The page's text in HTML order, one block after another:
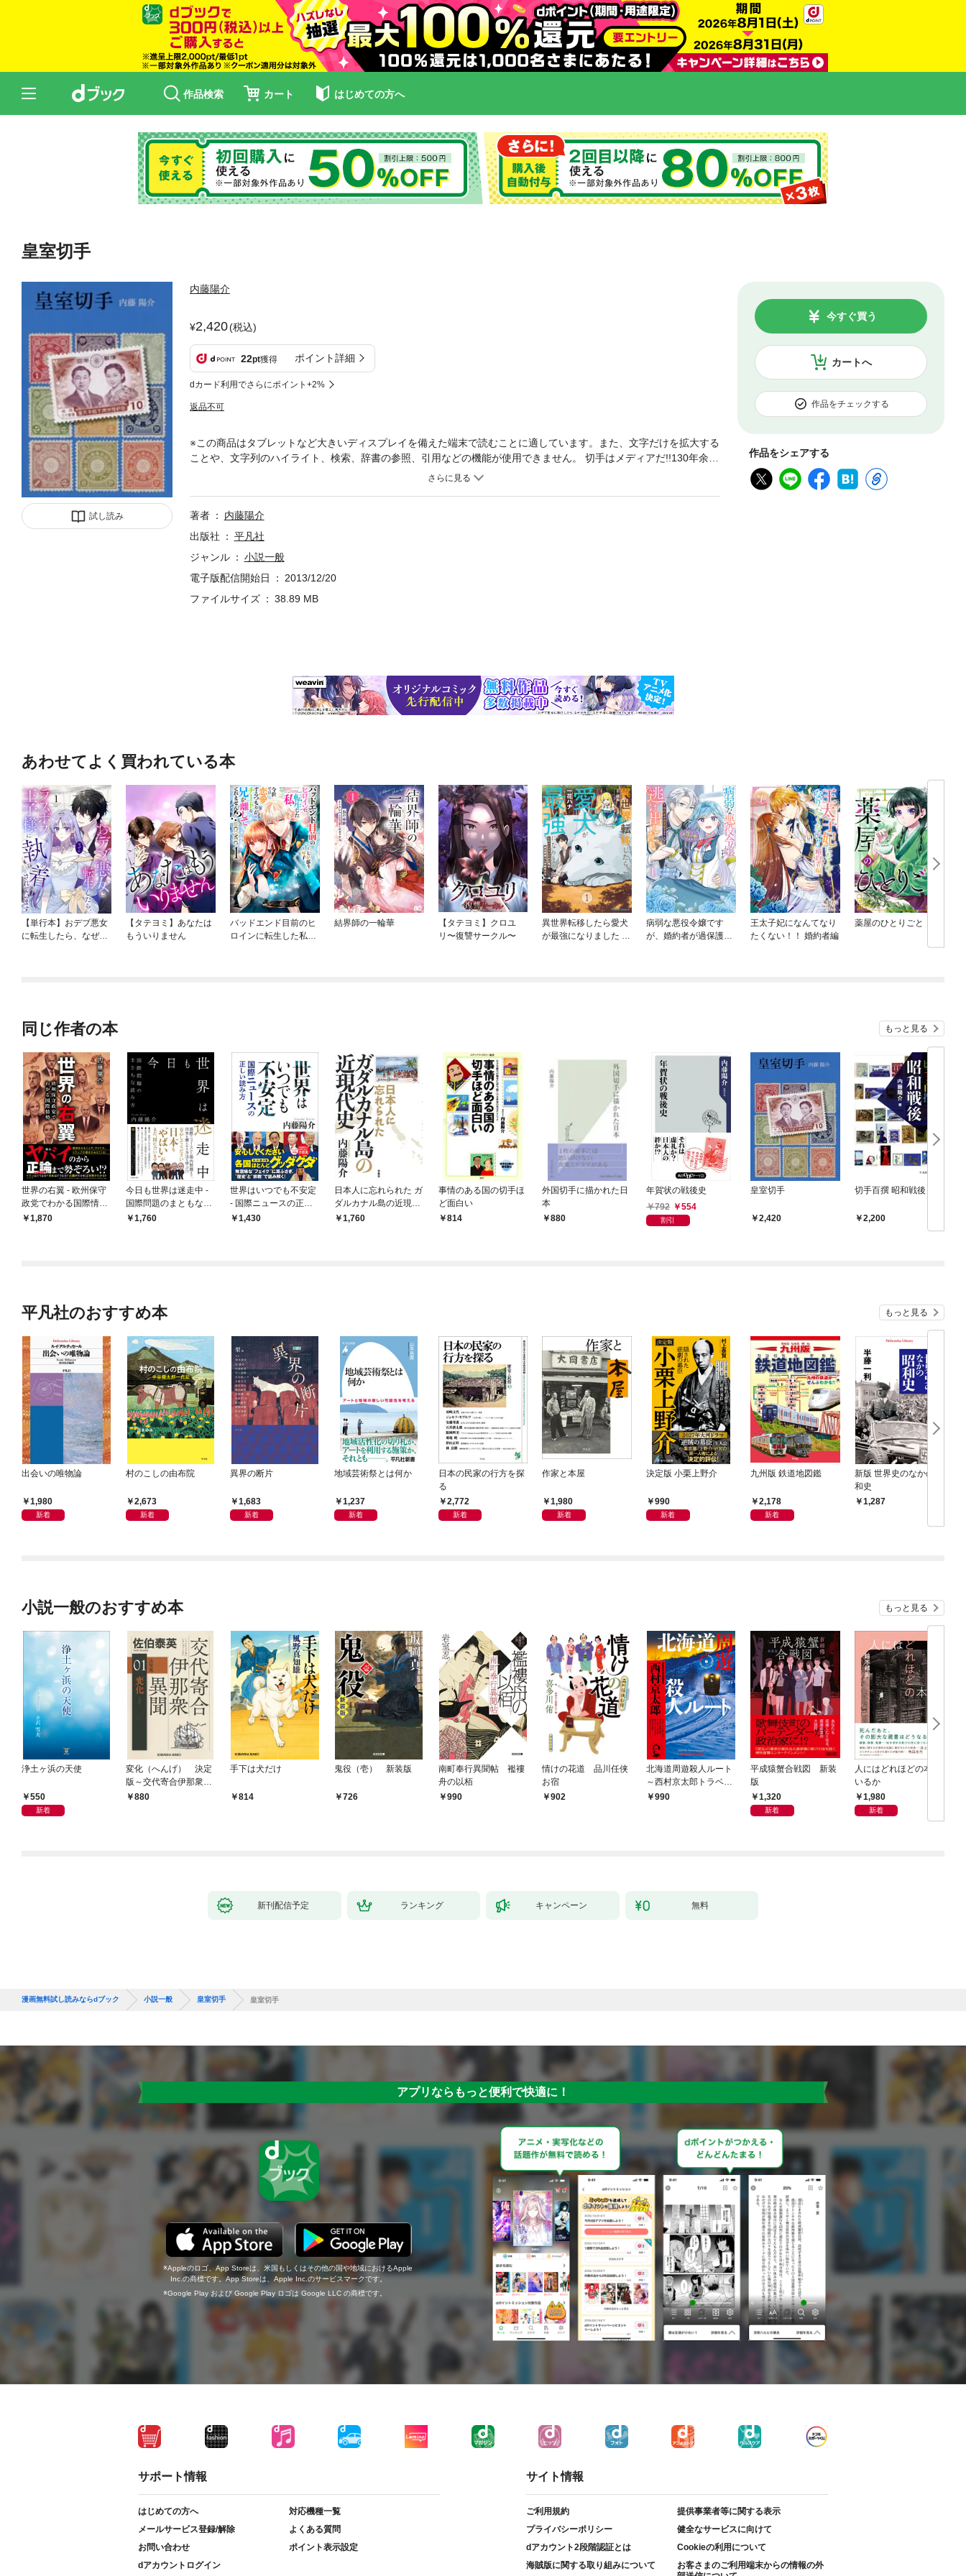
作品検索 カート はじめての方へ
皇室切手
試し読み
内藤陽介
2,420(税込)
22pt獲得 ポイント詳細
dカード利用でさらにポイント+2%
返品不可
カートへ
今すぐ買う
作品をチェックする
作品をシェアする
※この商品はタブレットなど大きいディスプレイを備えた端末で読むことに適しています。また、文字だけを拡大する
ことや、文字列のハイライト、検索、辞書の参照、引用などの機能が使用できません。 切手はメディアだ!!130年余に
も及ぶ日本切手の歴史において数々の皇室切手が発行されてきたが、本書では、まず、それぞれの切手について、発
である。皇室イメージ130年間をたどるモノがたり。
著者
内藤陽介
出版社
平凡社
ジャンル
小説一般
電子版配信開始日
2013/12/20
ファイルサイズ
38.89 MB
あわせてよく買われている本
【単行本】おデブ悪女
に転生したら、なぜか
【タテヨミ】あなたは
もういりません
バッドエンド目前のヒ
ロインに転生した私、
結界師の一輪華
【タテヨミ】クロユ
リ〜復讐サークル〜
異世界転移したら愛犬
が最強になりました ～
病弱な悪役令嬢です
が、婚約者が過保護す
王太子妃になんてなり
たくない！！ 婚約者編
薬屋のひとりごと
同じ作者の本 もっと見る
世界の右翼 - 欧州保守
政党でわかる国際情勢
- 1,870
今日も世界は迷走中 -
国際問題のまともな読
み方 -
1,760
世界はいつでも不安定
- 国際ニュースの正し
い読み方 -
1,430
日本人に忘れられた ガ
ダルカナル島の近現代
史1,760
事情のある国の切手ほ
ど面白い
814
外国切手に描かれた日
本
880
年賀状の戦後史
792
554
割引
皇室切手
2,420
切手百撰 昭和戦後
2,200
平凡社のおすすめ本 もっと見る
出会いの唯物論
1,980
新着
村のこしの由布院
2,673
新着
異界の断片
1,683
新着
地域芸術祭とは何か
1,237
新着
日本の民家の行方を探
る
2,772
新着
作家と本屋
1,980
新着
決定版 小栗上野介
990
新着
九州版 鉄道地図鑑
2,178
新着
新版 世界史のなかの昭
和史
1,287
小説一般のおすすめ本 もっと見る
浄土ヶ浜の天使
550
新着
変化（へんげ） 決定
版～交代寄合伊那衆異
聞（1）～
880
手下は犬だけ
814
鬼役（壱） 新装版
726
南町奉行異聞帖 襤褸
舟の以栢
990
情けの花道 品川任侠
お宿
902
北海道周遊殺人ルート
～西村京太郎トラベル
ミステリー・セレクシ
990
平成猿蟹合戦図 新装
版
1,320
新着
人にはどれほどの本が
いるか
1,980
新着
新刊配信予定 ランキング キャンペーン 無料
漫画無料試し読みならdブック 小説一般 皇室切手 皇室切手
アプリならもっと便利で快適に！
Appleのロゴ、App Storeは、米国もしくはその他の国や地域におけるApple
Inc.の商標です。App Storeは、Apple Inc.のサービスマークです。
Google Play および Google Play ロゴは Google LLC の商標です。
サポート情報
はじめての方へ
対応機種一覧
メールサービス登録/解除
よくある質問
お問い合わせ
ポイント表示設定
dアカウントログイン
サイト情報
ご利用規約
提供事業者等に関する表示
プライバシーポリシー
健全なサービスに向けて
dアカウント2段階認証とは
Cookieの利用について
海賊版に関する取り組みについて
お客さまのご利用端末からの情報の外